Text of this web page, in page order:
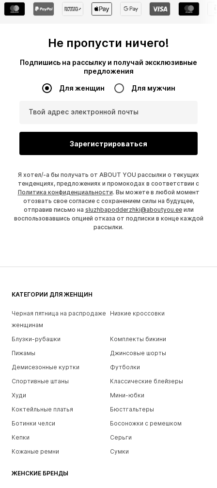
Не пропусти ничего!
Подпишись на рассылку и получай эксклюзивные
предложения
Для женщин Для мужчин
Твой адрес электронной почты
Зарегистрироваться
Я хотел/-а бы получать от ABOUT YOU рассылки о текущих
тенденциях, предложениях и промокодах в соответствии с
Политика конфиденциальности. Вы можете в любой момент
отозвать свое согласие с сохранением силы на будущее,
отправив письмо на sluzhbapodderzhki@aboutyou.eeили
воспользовавшись опцией отказа от подписки в конце каждой
рассылки.
КАТЕГОРИИ ДЛЯ ЖЕНЩИН
Черная пятница на распродаже
женщинам
Низкие кроссовки
Блузки-рубашки
Комплекты бикини
Пижамы
Джинсовые шорты
Демисезонные куртки
Футболки
Спортивные штаны
Классические блейзеры
Худи
Мини-юбки
Коктейльные платья
Бюстгальтеры
Ботинки челси
Босоножки с ремешком
Кепки
Серьги
Кожаные ремни
Сумки
ЖЕНСКИЕ БРЕНДЫ